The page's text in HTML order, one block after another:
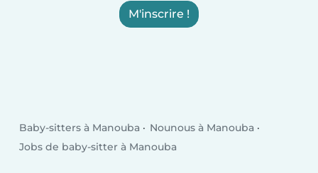
M'inscrire !
Baby-sitters à Manouba
Nounous à Manouba
Jobs de baby-sitter à Manouba